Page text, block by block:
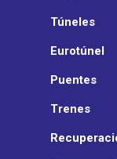
Túneles
Eurotúnel
Puentes
Trenes